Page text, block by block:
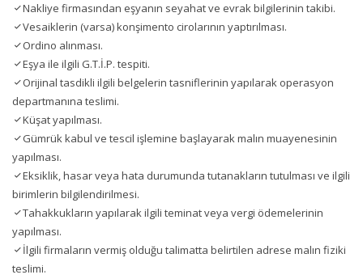
Nakliye firmasından eşyanın seyahat ve evrak bilgilerinin takibi.
Vesaiklerin (varsa) konşimento cirolarının yaptırılması.
Ordino alınması.
Eşya ile ilgili G.T.İ.P. tespiti.
Orijinal tasdikli ilgili belgelerin tasniflerinin yapılarak operasyon
departmanına teslimi.
Küşat yapılması.
Gümrük kabul ve tescil işlemine başlayarak malın muayenesinin
yapılması.
Eksiklik, hasar veya hata durumunda tutanakların tutulması ve ilgili
birimlerin bilgilendirilmesi.
Tahakkukların yapılarak ilgili teminat veya vergi ödemelerinin
yapılması.
İlgili firmaların vermiş olduğu talimatta belirtilen adrese malın fiziki
teslimi.